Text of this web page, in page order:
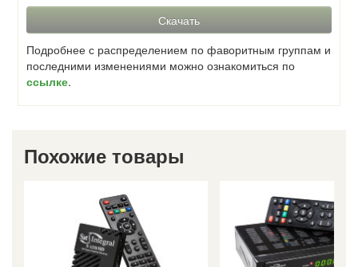
Скачать
Подробнее с распределением по фаворитным группам и
последними изменениями можно ознакомиться по
ссылке.
Похожие товары